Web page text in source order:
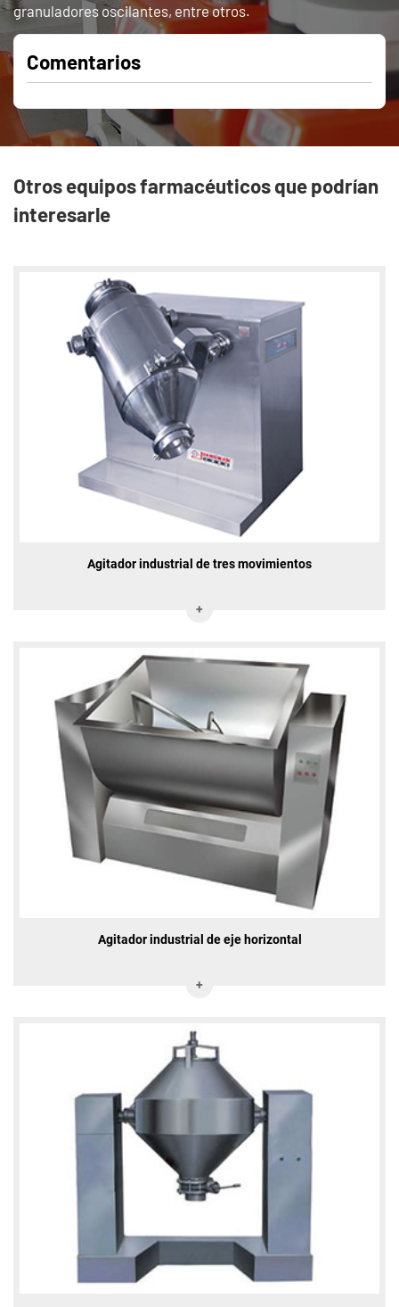
granuladores oscilantes, entre otros.
Comentarios
Otros equipos farmacéuticos que podrían
interesarle
Agitador industrial de tres movimientos
Agitador industrial de eje horizontal